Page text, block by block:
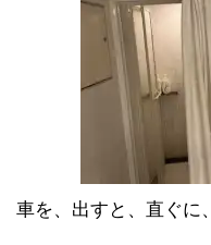
車を、出すと、直ぐに、